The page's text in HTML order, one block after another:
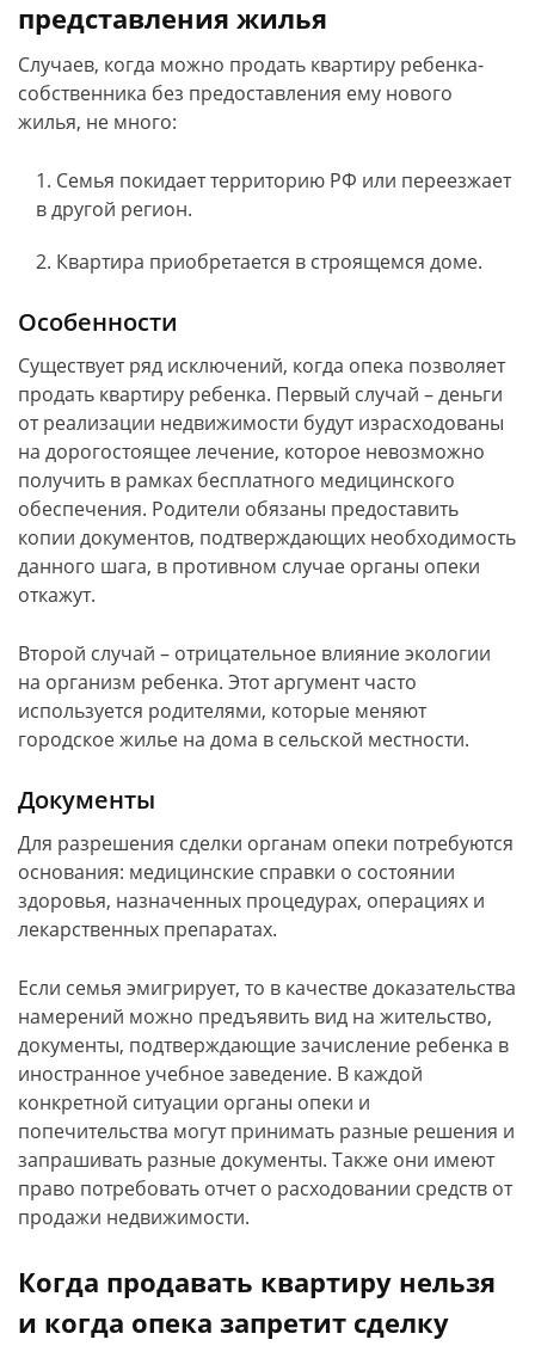
представления жилья
Случаев, когда можно продать квартиру ребенка-
собственника без предоставления ему нового
жилья, не много:
Семья покидает территорию РФ или переезжает
в другой регион.
Квартира приобретается в строящемся доме.
Особенности
Существует ряд исключений, когда опека позволяет
продать квартиру ребенка. Первый случай – деньги
от реализации недвижимости будут израсходованы
на дорогостоящее лечение, которое невозможно
получить в рамках бесплатного медицинского
обеспечения. Родители обязаны предоставить
копии документов, подтверждающих необходимость
данного шага, в противном случае органы опеки
откажут.
Второй случай – отрицательное влияние экологии
на организм ребенка. Этот аргумент часто
используется родителями, которые меняют
городское жилье на дома в сельской местности.
Документы
Для разрешения сделки органам опеки потребуются
основания: медицинские справки о состоянии
здоровья, назначенных процедурах, операциях и
лекарственных препаратах.
Если семья эмигрирует, то в качестве доказательства
намерений можно предъявить вид на жительство,
документы, подтверждающие зачисление ребенка в
иностранное учебное заведение. В каждой
конкретной ситуации органы опеки и
попечительства могут принимать разные решения и
запрашивать разные документы. Также они имеют
право потребовать отчет о расходовании средств от
продажи недвижимости.
Когда продавать квартиру нельзя
и когда опека запретит сделку